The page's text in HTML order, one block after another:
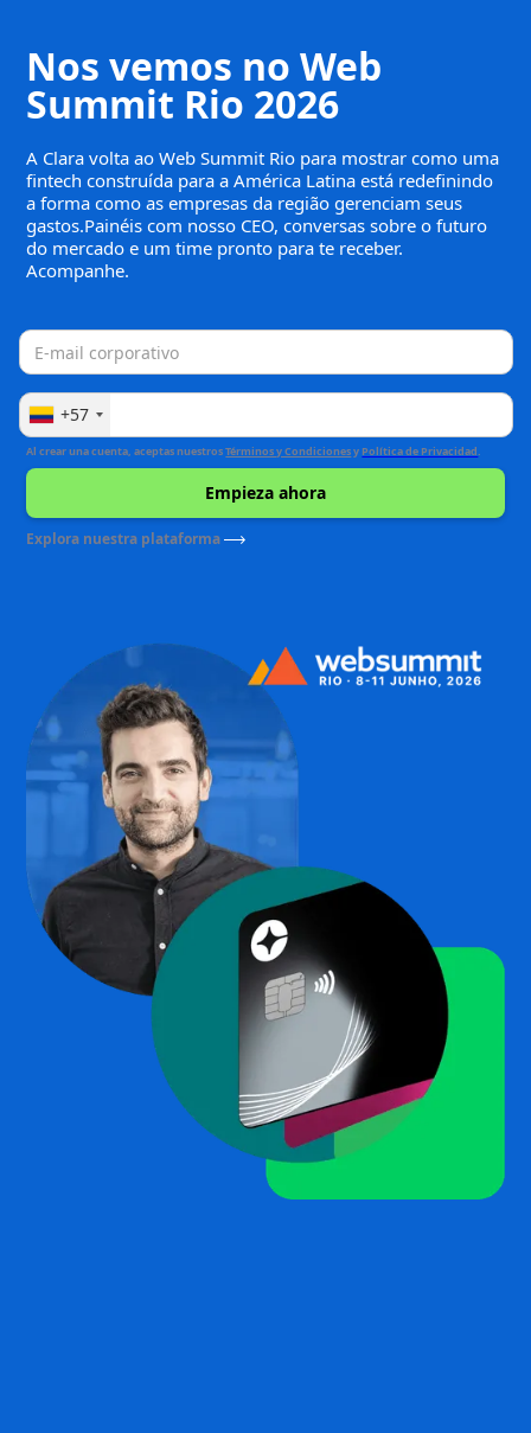
Nos vemos no Web
Summit Rio 2026
A Clara volta ao Web Summit Rio para mostrar como uma
fintech construída para a América Latina está redefinindo
a forma como as empresas da região gerenciam seus
gastos.Painéis com nosso CEO, conversas sobre o futuro
do mercado e um time pronto para te receber.
Acompanhe.
+57
Al crear una cuenta, aceptas nuestrosTérminos y Condicionesy Política de Privacidad.
Explora nuestra plataforma